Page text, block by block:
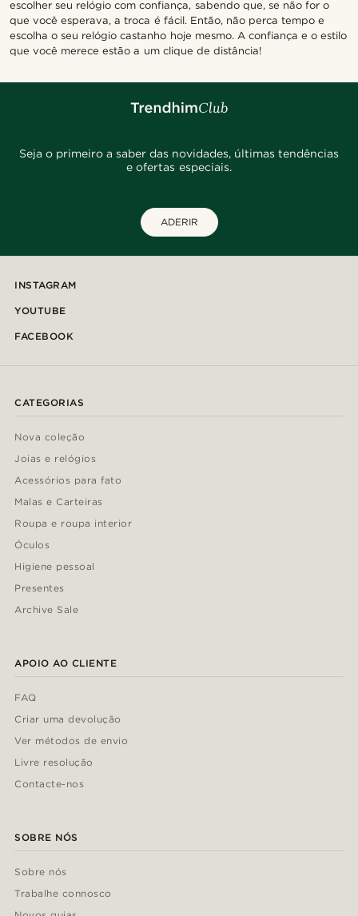
escolher seu relógio com confiança, sabendo que, se não for o
que você esperava, a troca é fácil. Então, não perca tempo e
escolha o seu relógio castanho hoje mesmo. A confiança e o estilo
que você merece estão a um clique de distância!
Seja o primeiro a saber das novidades, últimas tendências
e ofertas especiais.
ADERIR
INSTAGRAM
YOUTUBE
FACEBOOK
CATEGORIAS
Nova coleção
Joias e relógios
Acessórios para fato
Malas e Carteiras
Roupa e roupa interior
Óculos
Higiene pessoal
Presentes
Archive Sale
APOIO AO CLIENTE
FAQ
Criar uma devolução
Ver métodos de envio
Livre resolução
Contacte-nos
SOBRE NÓS
Sobre nós
Trabalhe connosco